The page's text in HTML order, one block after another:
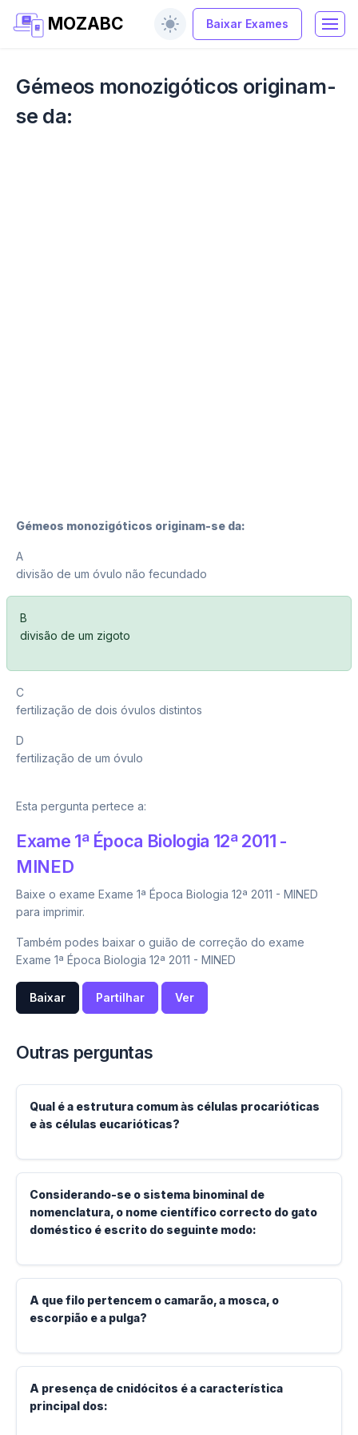
MOZABC Baixar Exames
Gémeos monozigóticos originam-
se da:
Gémeos monozigóticos originam-se da:
A
divisão de um óvulo não fecundado
B
divisão de um zigoto
C
fertilização de dois óvulos distintos
D
fertilização de um óvulo
Esta pergunta pertece a:
Exame 1ª Época Biologia 12ª 2011 -
MINED
Baixe o exame Exame 1ª Época Biologia 12ª 2011 - MINED
para imprimir.
Também podes baixar o guião de correção do exame
Exame 1ª Época Biologia 12ª 2011 - MINED
Baixar Partilhar Ver
Outras perguntas
Qual é a estrutura comum às células procarióticas
e às células eucarióticas?
Considerando-se o sistema binominal de
nomenclatura, o nome científico correcto do gato
doméstico é escrito do seguinte modo:
A que filo pertencem o camarão, a mosca, o
escorpião e a pulga?
A presença de cnidócitos é a característica
principal dos: